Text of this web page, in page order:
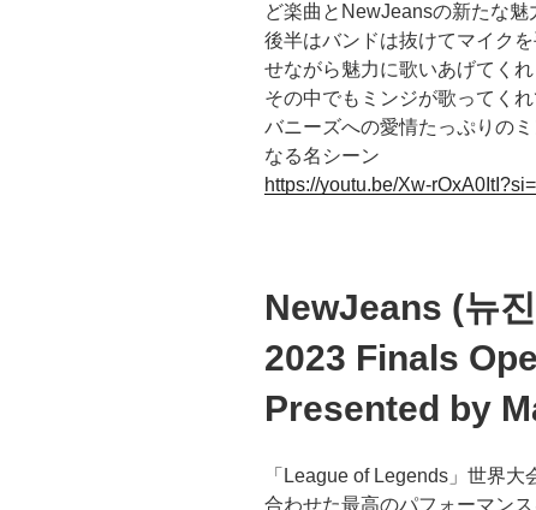
ど楽曲とNewJeansの新たな魅
後半はバンドは抜けてマイク
せながら魅力に歌いあげてくれ
その中でもミンジが歌ってく
バニーズへの愛情たっぷりの
なる名シーン
https://youtu.be/Xw-
NewJeans (뉴
2023 Finals
Presented by
「League of Legends」世界
合わせた最高のパフォーマン